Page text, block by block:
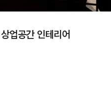
업공간 인테리어